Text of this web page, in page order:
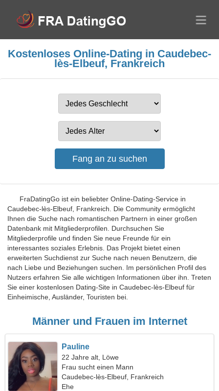
Kostenloses Online-Dating in Caudebec-
lès-Elbeuf, Frankreich
FraDatingGo ist ein beliebter Online-Dating-Service in
Caudebec-lès-Elbeuf, Frankreich. Die Community ermöglicht
Ihnen die Suche nach romantischen Partnern in einer großen
Datenbank mit Mitgliederprofilen. Durchsuchen Sie
Mitgliederprofile und finden Sie neue Freunde für ein
interessantes soziales Erlebnis. Das Projekt bietet einen
erweiterten Suchdienst zur Suche nach neuen Benutzern, die
nach Liebe und Beziehungen suchen. Im persönlichen Profil des
Nutzers erfahren Sie alle wichtigen Informationen über ihn. Treten
Sie einer kostenlosen Dating-Site in Caudebec-lès-Elbeuf für
Einheimische, Ausländer, Touristen bei.
Männer und Frauen im Internet
Pauline
22 Jahre alt, Löwe
Frau sucht einen Mann
Caudebec-lès-Elbeuf, Frankreich
Ehe